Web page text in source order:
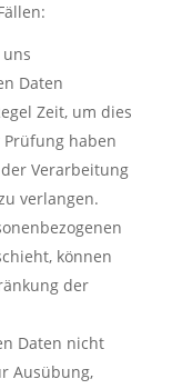
Daten
Zeit, um dies
haben
Verarbeitung
verlangen.
können
der
Daten nicht
Ausübung,